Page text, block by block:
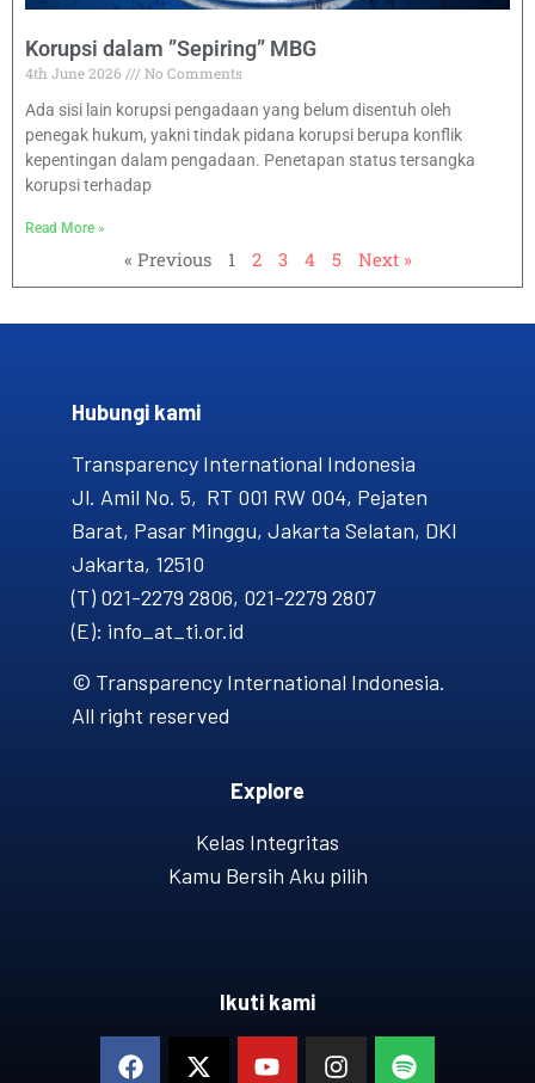
Korupsi dalam ”Sepiring” MBG
4th June 2026
No Comments
Ada sisi lain korupsi pengadaan yang belum disentuh oleh
penegak hukum, yakni tindak pidana korupsi berupa konflik
kepentingan dalam pengadaan. Penetapan status tersangka
korupsi terhadap
Read More »
« Previous 1 2 3 4 5 Next »
Hubungi kami​
Transparency International Indonesia
Jl. Amil No. 5, RT 001 RW 004, Pejaten
Barat, Pasar Minggu, Jakarta Selatan, DKI
Jakarta, 12510
(T) 021-2279 2806, 021-2279 2807
(E): info_at_ti.or.id
© Transparency International Indonesia.
All right reserved
Explore
Kelas Integritas
Kamu Bersih Aku pilih
Ikuti kami